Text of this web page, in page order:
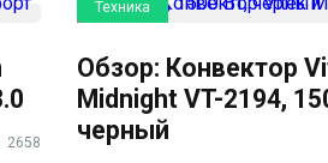
2658
Техника
Обзор: Конвектор
Midnight VT-2194,
черный